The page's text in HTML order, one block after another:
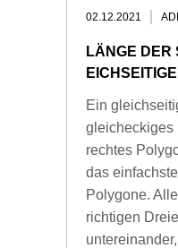
02.12.2021
LÄNGE DER
Ein
gleicheckiges
rechtes
das
Polygone.
richtigen